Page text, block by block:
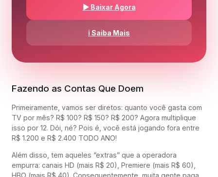
▶ Baixar Agora
ℹ Saiba Mais
Fazendo as Contas Que Doem
Primeiramente, vamos ser diretos: quanto você gasta com
TV por mês? R$ 100? R$ 150? R$ 200? Agora multiplique
isso por 12. Dói, né? Pois é, você está jogando fora entre
R$ 1.200 e R$ 2.400 TODO ANO!
Além disso, tem aqueles “extras” que a operadora
empurra: canais HD (mais R$ 20), Premiere (mais R$ 60),